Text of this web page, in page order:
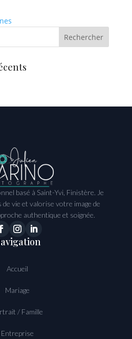
basé à Saint-Yvi, Finistère. Je
vie et valorise votre image de
authentique et soignée.
Accueil
Mariage
/ Famille
Entreprise